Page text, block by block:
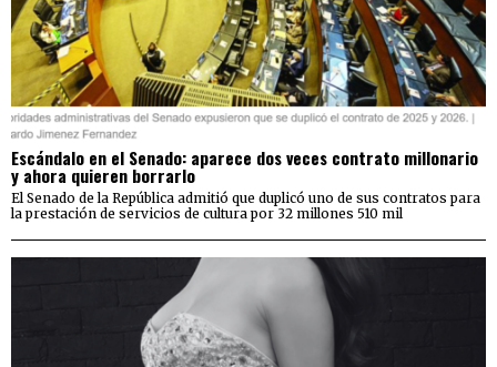
Escándalo en el Senado: aparece dos veces contrato millonario
y ahora quieren borrarlo
El Senado de la República admitió que duplicó uno de sus contratos para
la prestación de servicios de cultura por 32 millones 510 mil